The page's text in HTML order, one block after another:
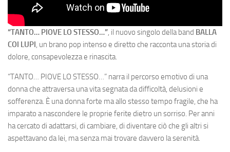
“TANTO… PIOVE LO STESSO…”, il nuovo singolo della band BALLA
COI LUPI, un brano pop intenso e diretto che racconta una storia di
dolore, consapevolezza e rinascita.
“TANTO… PIOVE LO STESSO…” narra il percorso emotivo di una
donna che attraversa una vita segnata da difficoltà, delusioni e
sofferenza. È una donna forte ma allo stesso tempo fragile, che ha
imparato a nascondere le proprie ferite dietro un sorriso. Per anni
ha cercato di adattarsi, di cambiare, di diventare ciò che gli altri si
aspettavano da lei, ma senza mai trovare davvero la serenità.